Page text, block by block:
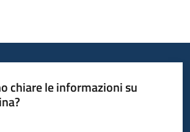
chiare le informazioni su